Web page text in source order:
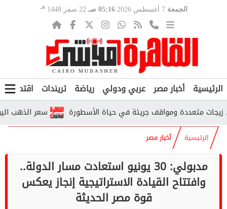
الجمعة 7 أغسطس 2026 05:16 صـ 22 صفر 1448 هـ
الرئيسية أخبار مصر عربي ودولي رياضة تريندات اقتصاد
سعر الذهب اليوم في متعددة ومواقف جريئة في حياة الأسطورة
الرئيسية أخبار مصر
مدبولي: 30 يونيو استعادت مسار الدولة..
وافتتاح القيادة الاستراتيجية إنجاز يعكس
قوة مصر الحديثة